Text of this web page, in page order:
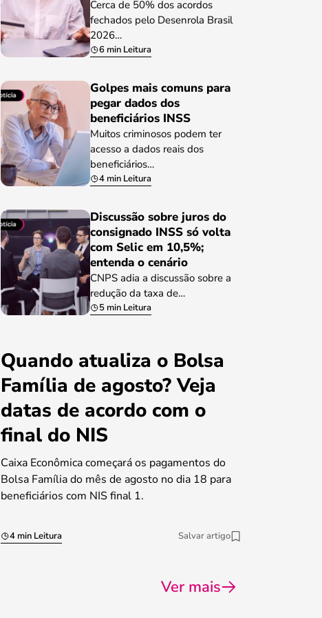
Cerca de 50% dos acordos
fechados pelo Desenrola Brasil
2026…
6 min Leitura
Golpes mais comuns para
pegar dados dos
beneficiários INSS
Muitos criminosos podem ter
acesso a dados reais dos
beneficiários…
4 min Leitura
Discussão sobre juros do
consignado INSS só volta
com Selic em 10,5%;
entenda o cenário
CNPS adia a discussão sobre a
redução da taxa de…
5 min Leitura
Quando atualiza o Bolsa
Família de agosto? Veja
datas de acordo com o
final do NIS
Caixa Econômica começará os pagamentos do
Bolsa Família do mês de agosto no dia 18 para
beneficiários com NIS final 1.
4 min Leitura Salvar artigo
Ver mais